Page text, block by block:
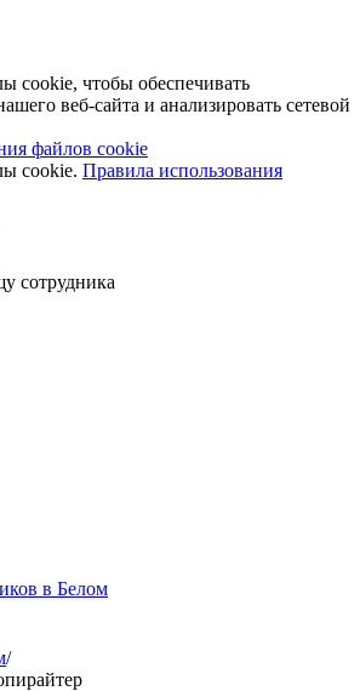
cookie, чтобы обеспечивать
веб-сайта и анализировать сетевой
файлов cookie
cookie. Правила использования
сотрудника
в Белом
/